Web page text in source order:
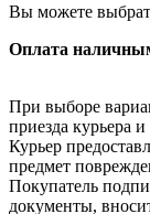
Вы можете
Оплата
При выборе
приезда курьера
Курьер
предмет
Покупатель
документы,